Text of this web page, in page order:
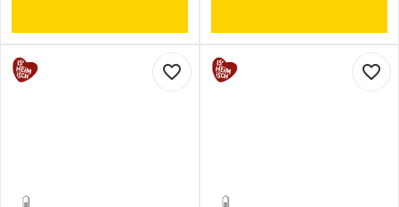
favorite_border favorite_border